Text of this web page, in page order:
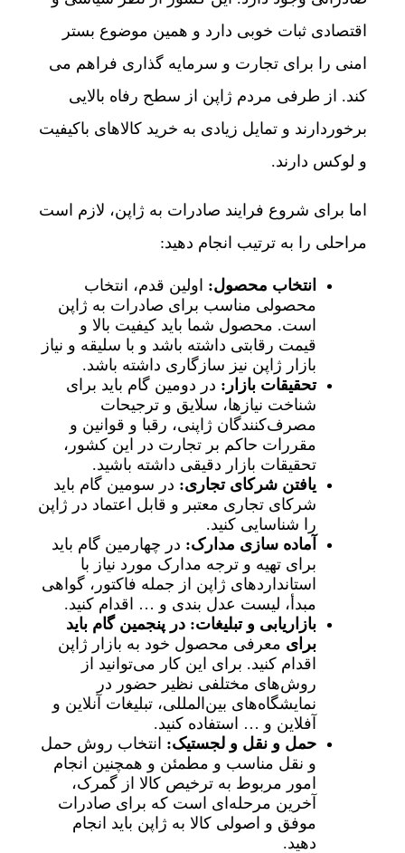
اقتصادی ثبات خوبی دارد و همین موضوع بستر
امنی را برای تجارت و سرمایه گذاری فراهم می
کند. از طرفی مردم ژاپن از سطح رفاه بالایی
برخوردارند و تمایل زیادی به خرید کالاهای باکیفیت
و لوکس دارند.
اما برای شروع فرایند صادرات به ژاپن، لازم است
مراحلی را به ترتیب انجام دهید:
انتخاب محصول: اولین قدم، انتخاب
محصولی مناسب برای صادرات به ژاپن
است. محصول شما باید کیفیت بالا و
قیمت رقابتی داشته باشد و با سلیقه و نیاز
بازار ژاپن نیز سازگاری داشته باشد.
تحقیقات بازار : در دومین گام باید برای
شناخت نیازها، سلایق و ترجیحات
مصرف‌کنندگان ژاپنی، رقبا و قوانین و
مقررات حاکم بر تجارت در این کشور،
تحقیقات بازار دقیقی داشته باشید.
یافتن شرکای تجاری: در سومین گام باید
شرکای تجاری معتبر و قابل اعتماد در ژاپن
را شناسایی کنید.
آماده سازی مدارک: در چهارمین گام باید
برای تهیه و ترجه مدارک مورد نیاز با
استانداردهای ژاپن از جمله فاکتور، گواهی
مبدأ، لیست عدل بندی و … اقدام کنید.
بازاریابی و تبلیغات: در پنجمین گام باید
برای معرفی محصول خود به بازار ژاپن
اقدام کنید. برای این کار می‌توانید از
روش‌های مختلفی نظیر حضور در
نمایشگاه‌های بین‌المللی، تبلیغات آنلاین و
آفلاین و … استفاده کنید.
حمل و نقل و لجستیک: انتخاب روش حمل
و نقل مناسب و مطمئن و همچنین انجام
امور مربوط به ترخیص کالا از گمرک،
آخرین مرحله‌ای است که برای صادرات
موفق و اصولی کالا به ژاپن باید انجام
دهید.